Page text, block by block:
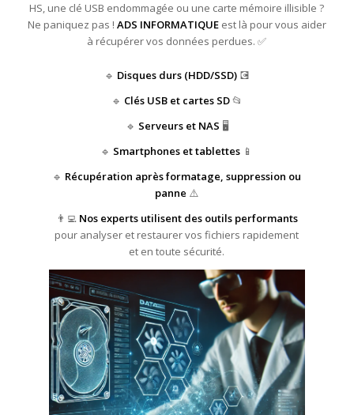
HS, une clé USB endommagée ou une carte mémoire illisible ?
Ne paniquez pas ! ADS INFORMATIQUEest là pour vous aider
à récupérer vos données perdues. ✅
🔹 Disques durs (HDD/SSD)💽
🔹 Clés USB et cartes SD📂
🔹 Serveurs et NAS 🖥️
🔹 Smartphones et tablettes 📱
🔹 Récupération après formatage, suppression ou
panne ⚠️
👨‍💻 Nos experts utilisent des outils performants
pour analyser et restaurer vos fichiers rapidement
et en toute sécurité.